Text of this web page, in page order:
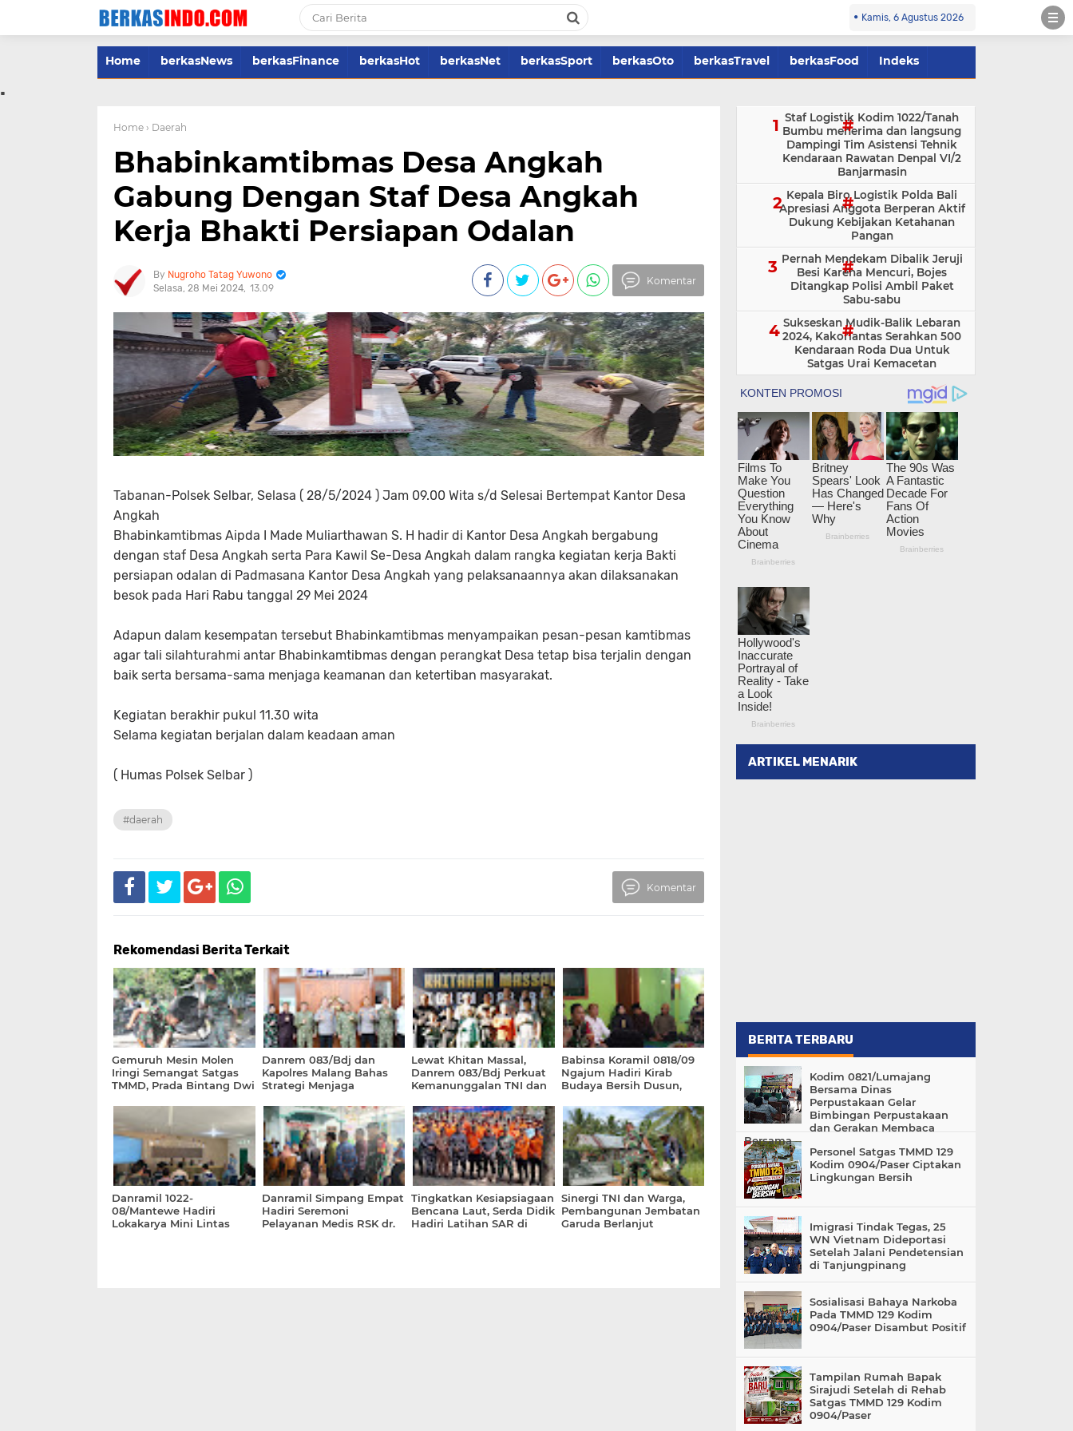
Kamis, 6 Agustus 2026
Home berkasNews berkasFinance berkasHot berkasNet berkasSport berkasOto berkasTravel berkasFood Indeks
.
Home › Daerah
Bhabinkamtibmas Desa Angkah
Gabung Dengan Staf Desa Angkah
Kerja Bhakti Persiapan Odalan
Nugroho Tatag Yuwono
Selasa, 28 Mei 2024 13.09
Komentar
Tabanan-Polsek Selbar, Selasa ( 28/5/2024 ) Jam 09.00 Wita s/d Selesai Bertempat Kantor Desa
Angkah
Bhabinkamtibmas Aipda I Made Muliarthawan S. H hadir di Kantor Desa Angkah bergabung
dengan staf Desa Angkah serta Para Kawil Se-Desa Angkah dalam rangka kegiatan kerja Bakti
persiapan odalan di Padmasana Kantor Desa Angkah yang pelaksanaannya akan dilaksanakan
besok pada Hari Rabu tanggal 29 Mei 2024
Adapun dalam kesempatan tersebut Bhabinkamtibmas menyampaikan pesan-pesan kamtibmas
agar tali silahturahmi antar Bhabinkamtibmas dengan perangkat Desa tetap bisa terjalin dengan
baik serta bersama-sama menjaga keamanan dan ketertiban masyarakat.
Kegiatan berakhir pukul 11.30 wita
Selama kegiatan berjalan dalam keadaan aman
( Humas Polsek Selbar )
#daerah
Komentar
Rekomendasi Berita Terkait
Gemuruh Mesin Molen
Iringi Semangat Satgas
TMMD, Prada Bintang Dwi
Danrem 083/Bdj dan
Kapolres Malang Bahas
Strategi Menjaga
Daerah
Lewat Khitan Massal,
Danrem 083/Bdj Perkuat
Kemanunggalan TNI dan
Babinsa Koramil 0818/09
Ngajum Hadiri Kirab
Budaya Bersih Dusun,
Tradisi
Danramil 1022-
08/Mantewe Hadiri
Lokakarya Mini Lintas
Danramil Simpang Empat
Hadiri Seremoni
Pelayanan Medis RSK dr.
Tingkatkan Kesiapsiagaan
Bencana Laut, Serda Didik
Hadiri Latihan SAR di
Sinergi TNI dan Warga,
Pembangunan Jembatan
Garuda Berlanjut
Staf Logistik Kodim 1022/Tanah
Bumbu menerima dan langsung
Dampingi Tim Asistensi Tehnik
Kendaraan Rawatan Denpal VI/2
Banjarmasin
Kepala Biro Logistik Polda Bali
Apresiasi Anggota Berperan Aktif
Dukung Kebijakan Ketahanan
Pangan
Pernah Mendekam Dibalik Jeruji
Besi Karena Mencuri, Bojes
Ditangkap Polisi Ambil Paket
Sabu-sabu
Sukseskan Mudik-Balik Lebaran
2024, Kakorlantas Serahkan 500
Kendaraan Roda Dua Untuk
Satgas Urai Kemacetan
ARTIKEL MENARIK
BERITA TERBARU
Kodim 0821/Lumajang
Bersama Dinas
Perpustakaan Gelar
Bimbingan Perpustakaan
dan Gerakan Membaca
Bersama
Personel Satgas TMMD 129
Kodim 0904/Paser Ciptakan
Lingkungan Bersih
Imigrasi Tindak Tegas, 25
WN Vietnam Dideportasi
Setelah Jalani Pendetensian
di Tanjungpinang
Sosialisasi Bahaya Narkoba
Pada TMMD 129 Kodim
0904/Paser Disambut Positif
Tampilan Rumah Bapak
Sirajudi Setelah di Rehab
Satgas TMMD 129 Kodim
0904/Paser